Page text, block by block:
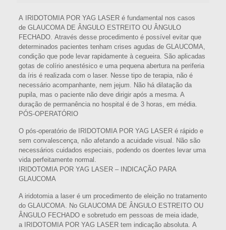
A IRIDOTOMIA POR YAG LASER é fundamental nos casos
de GLAUCOMA DE ÂNGULO ESTREITO OU ÂNGULO
FECHADO. Através desse procedimento é possível evitar que
determinados pacientes tenham crises agudas de GLAUCOMA,
condição que pode levar rapidamente à cegueira. São aplicadas
gotas de colírio anestésico e uma pequena abertura na periferia
da íris é realizada com o laser. Nesse tipo de terapia, não é
necessário acompanhante, nem jejum. Não há dilatação da
pupila, mas o paciente não deve dirigir após a mesma. A
duração de permanência no hospital é de 3 horas, em média.
PÓS-OPERATÓRIO
O pós-operatório de IRIDOTOMIA POR YAG LASER é rápido e
sem convalescença, não afetando a acuidade visual. Não são
necessários cuidados especiais, podendo os doentes levar uma
vida perfeitamente normal.
IRIDOTOMIA POR YAG LASER – INDICAÇÃO PARA
GLAUCOMA
A iridotomia a laser é um procedimento de eleição no tratamento
do GLAUCOMA. No GLAUCOMA DE ÂNGULO ESTREITO OU
ÂNGULO FECHADO e sobretudo em pessoas de meia idade,
a IRIDOTOMIA POR YAG LASER tem indicação absoluta. A